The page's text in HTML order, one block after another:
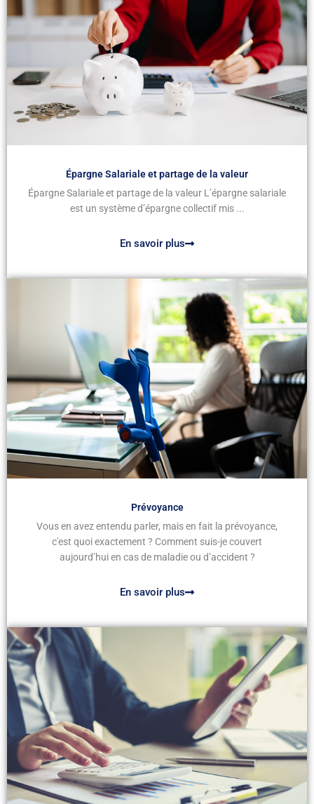
Épargne Salariale et partage de la valeur
Épargne Salariale et partage de la valeur L’épargne salariale
est un système d’épargne collectif mis ...
En savoir plus
Prévoyance
Vous en avez entendu parler, mais en fait la prévoyance,
c'est quoi exactement ? Comment suis-je couvert
aujourd’hui en cas de maladie ou d’accident ?
En savoir plus